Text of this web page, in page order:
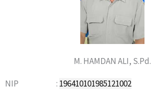
M. HAMDAN ALI, S.Pd.
NIP : 196410101985121002